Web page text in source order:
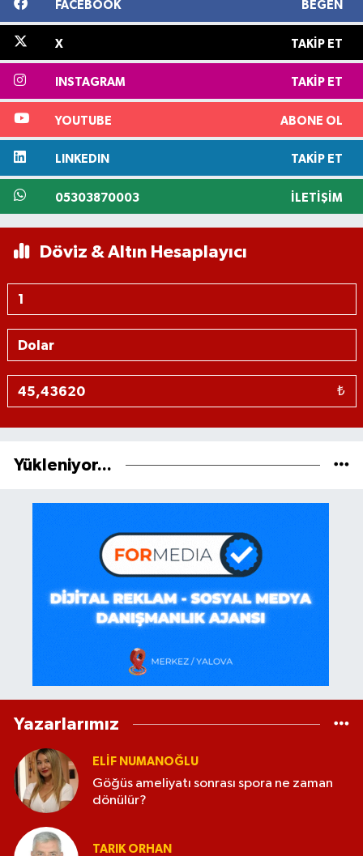
FACEBOOK BEĞEN
X TAKIP ET
INSTAGRAM TAKIP ET
YOUTUBE ABONE OL
LINKEDIN TAKIP ET
05303870003 İLETIŞIM
Döviz & Altın Hesaplayıcı
₺
Yükleniyor...
Yazarlarımız
ELİF NUMANOĞLU
Göğüs ameliyatı sonrası spora ne zaman
dönülür?
TARIK ORHAN